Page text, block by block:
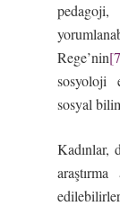
Rege’nin
sosyoloji
sosyal
Kadınlar,